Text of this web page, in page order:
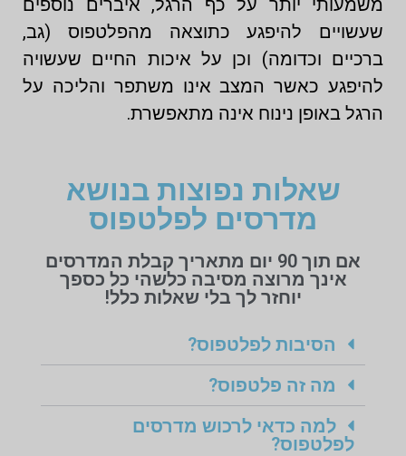
שעשויים להיפגע כתוצאה מהפלטפוס (גב,
ברכיים וכדומה) וכן על איכות החיים שעשויה
להיפגע כאשר המצב אינו משתפר והליכה על
הרגל באופן נינוח אינה מתאפשרת.
שאלות נפוצות בנושא
מדרסים לפלטפוס
אם תוך 90 יום מתאריך קבלת המדרסים
אינך מרוצה מסיבה כלשהי כל כספך
יוחזר לך בלי שאלות כלל!
הסיבות לפלטפוס?
מה זה פלטפוס?
למה כדאי לרכוש מדרסים
לפלטפוס?